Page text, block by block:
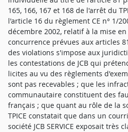
165, 166, 167 et 168 de l'arrêt du
l'article 16 du règlement CE n° 1/
décembre 2002, relatif à la mise
concurrence prévues aux articles
des violations s'impose aux
les contestations de JCB qui
licites au vu des règlements
sont pas recevables ; que les
communautaire constituent des
français ; que quant au rôle de la
TPICE constatait que dans un
société JCB SERVICE exposait très